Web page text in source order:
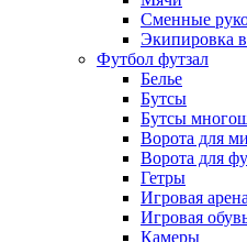
Сменные
Экипировка
Футбол футзал
Белье
Бутсы
Бутсы
Ворота для
Ворота для
Гетры
Игровая арена
Игровая
Камеры